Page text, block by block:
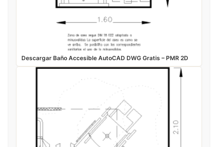
Descargar Baño Accesible AutoCAD DWG Gratis – PMR 2D